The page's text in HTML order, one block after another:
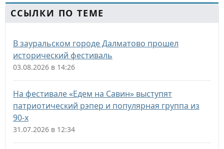
ССЫЛКИ ПО ТЕМЕ
В зауральском городе Далматово прошел
исторический фестиваль
03.08.2026 в 14:26
На фестивале «Едем на Савин» выступят
патриотический рэпер и популярная группа из
90-х
31.07.2026 в 12:34